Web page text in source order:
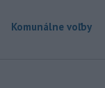
Komunálne voľby